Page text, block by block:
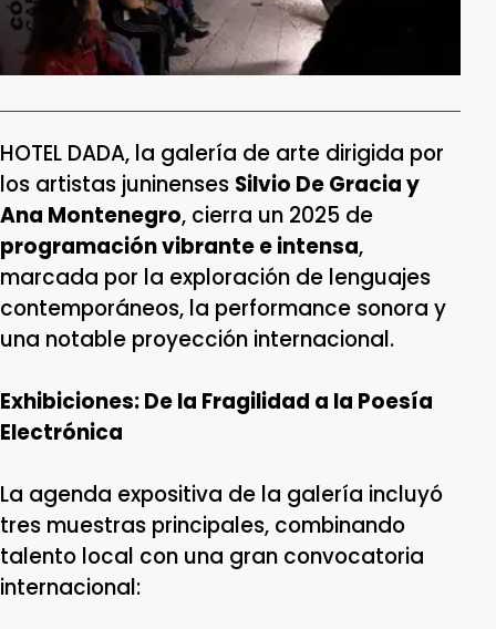
HOTEL DADA, la galería de arte dirigida por
los artistas juninenses Silvio De Gracia y
Ana Montenegro, cierra un 2025 de
programación vibrante e intensa,
marcada por la exploración de lenguajes
contemporáneos, la performance sonora y
una notable proyección internacional.
Exhibiciones: De la Fragilidad a la Poesía
Electrónica
La agenda expositiva de la galería incluyó
tres muestras principales, combinando
talento local con una gran convocatoria
internacional: